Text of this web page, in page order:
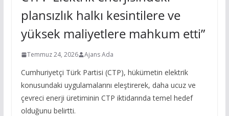
plansızlık halkı kesintilere ve
yüksek maliyetlere mahkum etti”
Temmuz 24, 2026 Ajans Ada
Cumhuriyetçi Türk Partisi (CTP), hükümetin elektrik
konusundaki uygulamalarını eleştirerek, daha ucuz ve
çevreci enerji üretiminin CTP iktidarında temel hedef
olduğunu belirtti.